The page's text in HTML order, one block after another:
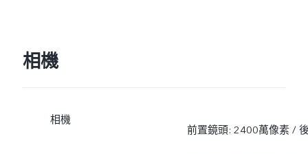
相機
相機
前置鏡頭: 2400萬像素 /